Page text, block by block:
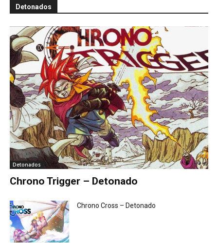
Detonados
Detonados
Chrono Trigger – Detonado
Chrono Cross – Detonado